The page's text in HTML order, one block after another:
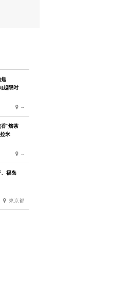
焦
起限时
--
“焙茶
米
--
、福岛
東京都